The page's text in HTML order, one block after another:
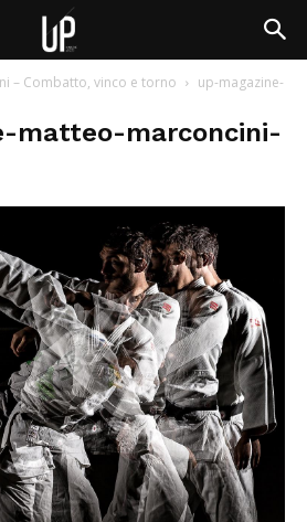
– Combatto, vinco e torno
up-magazine-
matteo-marconcini-